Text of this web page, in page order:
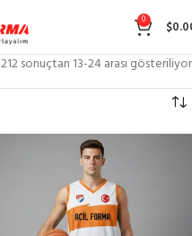
0 $
212 sonuçtan 13-24 arası gösteriliyor